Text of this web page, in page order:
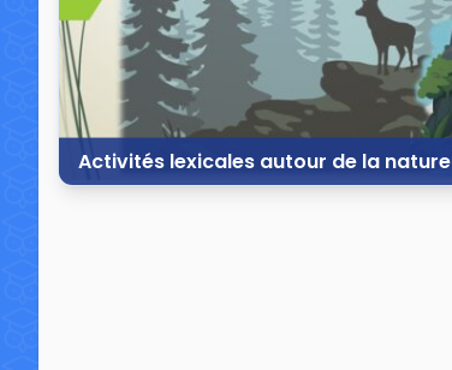
Activités lexicales autour de la nature